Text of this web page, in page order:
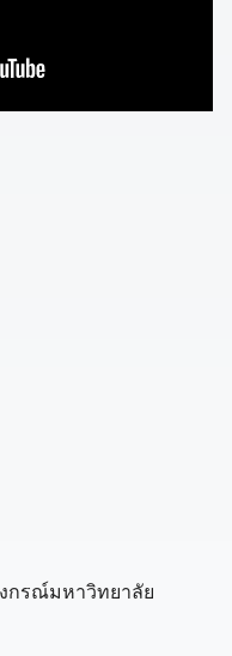
กรณ์มหาวิทยาลัย